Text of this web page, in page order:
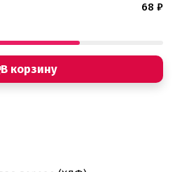
68 ₽
В корзину